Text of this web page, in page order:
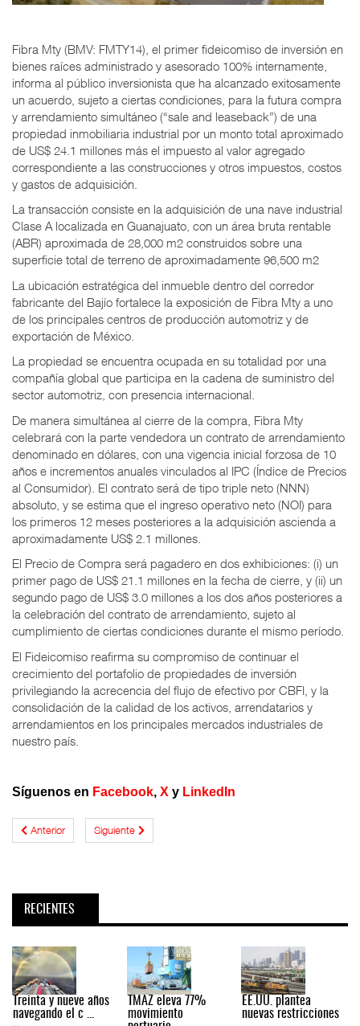
Fibra Mty (BMV: FMTY14), el primer fideicomiso de inversión en
bienes raíces administrado y asesorado 100% internamente,
informa al público inversionista que ha alcanzado exitosamente
un acuerdo, sujeto a ciertas condiciones, para la futura compra
y arrendamiento simultáneo (“sale and leaseback”) de una
propiedad inmobiliaria industrial por un monto total aproximado
de US$ 24.1 millones más el impuesto al valor agregado
correspondiente a las construcciones y otros impuestos, costos
y gastos de adquisición.
La transacción consiste en la adquisición de una nave industrial
Clase A localizada en Guanajuato, con un área bruta rentable
(ABR) aproximada de 28,000 m2 construidos sobre una
superficie total de terreno de aproximadamente 96,500 m2
La ubicación estratégica del inmueble dentro del corredor
fabricante del Bajío fortalece la exposición de Fibra Mty a uno
de los principales centros de producción automotriz y de
exportación de México.
La propiedad se encuentra ocupada en su totalidad por una
compañía global que participa en la cadena de suministro del
sector automotriz, con presencia internacional.
De manera simultánea al cierre de la compra, Fibra Mty
celebrará con la parte vendedora un contrato de arrendamiento
denominado en dólares, con una vigencia inicial forzosa de 10
años e incrementos anuales vinculados al IPC (Índice de Precios
al Consumidor). El contrato será de tipo triple neto (NNN)
absoluto, y se estima que el ingreso operativo neto (NOI) para
los primeros 12 meses posteriores a la adquisición ascienda a
aproximadamente US$ 2.1 millones.
El Precio de Compra será pagadero en dos exhibiciones: (i) un
primer pago de US$ 21.1 millones en la fecha de cierre, y (ii) un
segundo pago de US$ 3.0 millones a los dos años posteriores a
la celebración del contrato de arrendamiento, sujeto al
cumplimiento de ciertas condiciones durante el mismo período.
El Fideicomiso reafirma su compromiso de continuar el
crecimiento del portafolio de propiedades de inversión
privilegiando la acrecencia del flujo de efectivo por CBFI, y la
consolidación de la calidad de los activos, arrendatarios y
arrendamientos en los principales mercados industriales de
nuestro país.
Síguenos en Facebook, X y LinkedIn
Anterior Siguiente
RECIENTES
Treinta y nueve años
navegando el c ...
TMAZ eleva 77%
movimiento
EE.UU. plantea
nuevas restricciones